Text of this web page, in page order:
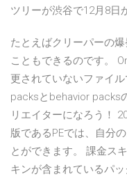
ツリーが渋谷で12月8日
たとえばクリーパーの
こともできるのです。
更されていないファイ
packsとbehavior packs
リエイターになろう！
版であるPEでは、自分
とができます。 課金ス
キンが含まれているパ